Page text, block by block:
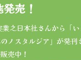
売！
之日本社さんから「
ノスタルジア」が発
売中！